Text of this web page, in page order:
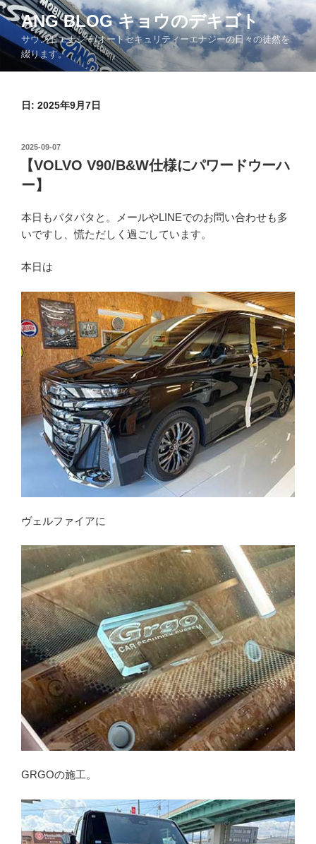
コ
ン
テ
ツ
ANG BLOG キョウのデキゴト
サウンドエナジー/オートセキュリティーエナジーの日々の徒然を
綴ります。
日: 2025年9月7日
投
稿
日:
2025-09-07
【VOLVO V90/B&W仕様にパワードウーハ
ー】
本日もバタバタと。メールやLINEでのお問い合わせも多
いですし、慌ただしく過ごしています。
本日は
ヴェルファイアに
GRGOの施工。